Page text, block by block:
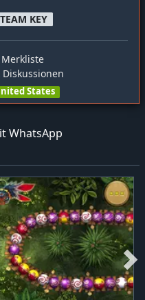
KEY
States
WhatsApp